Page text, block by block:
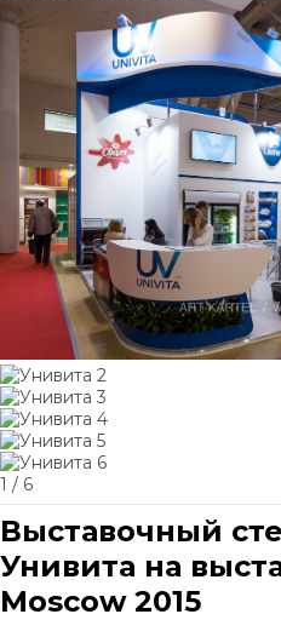
1 / 6
Выставочный
Унивита на
Moscow 2015